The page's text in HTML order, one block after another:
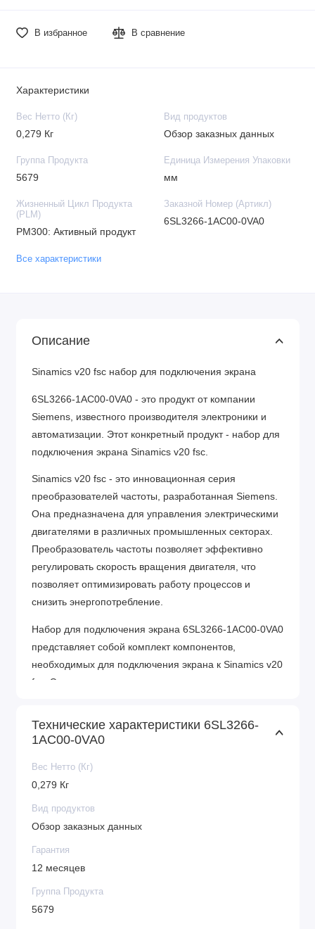
В избранное В сравнение
Характеристики
Вес Нетто (Кг)
0,279 Кг
Вид продуктов
Обзор заказных данных
Группа Продукта
5679
Единица Измерения Упаковки
мм
Жизненный Цикл Продукта
(PLM)
PM300: Активный продукт
Заказной Номер (Артикл)
6SL3266-1AC00-0VA0
Все характеристики
Описание
Sinamics v20 fsc набор для подключения экрана
6SL3266-1AC00-0VA0 - это продукт от компании
Siemens, известного производителя электроники и
автоматизации. Этот конкретный продукт - набор для
подключения экрана Sinamics v20 fsc.
Sinamics v20 fsc - это инновационная серия
преобразователей частоты, разработанная Siemens.
Она предназначена для управления электрическими
двигателями в различных промышленных секторах.
Преобразователь частоты позволяет эффективно
регулировать скорость вращения двигателя, что
позволяет оптимизировать работу процессов и
снизить энергопотребление.
Набор для подключения экрана 6SL3266-1AC00-0VA0
представляет собой комплект компонентов,
необходимых для подключения экрана к Sinamics v20
fsc. Это позволяет операторам контролировать и
разъемы и инструкции по установке.
Благодаря продукту 6SL3266-1AC00-0VA0 от Siemens
вы сможете улучшить производительность и
контроль и гибкость в управлении электрическими
двигателями.
Технические характеристики 6SL3266-
1AC00-0VA0
Вес Нетто (Кг)
0,279 Кг
Вид продуктов
Обзор заказных данных
Гарантия
12 месяцев
Группа Продукта
5679